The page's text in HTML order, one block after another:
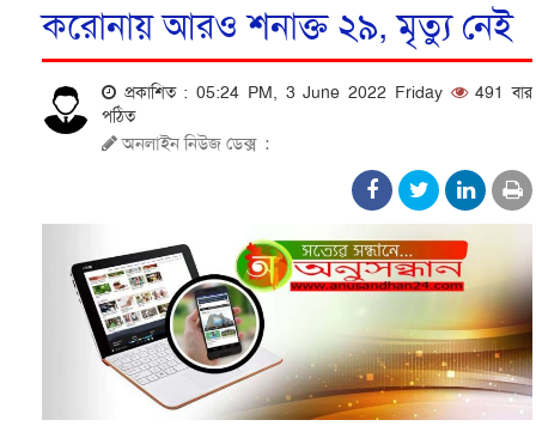
করোনায় আরও শনাক্ত ২৯, মৃত্যু নেই
প্রকাশিত : 05:24 PM, 3 June 2022 Friday
491 বার
পঠিত
অনলাইন নিউজ ডেক্স :